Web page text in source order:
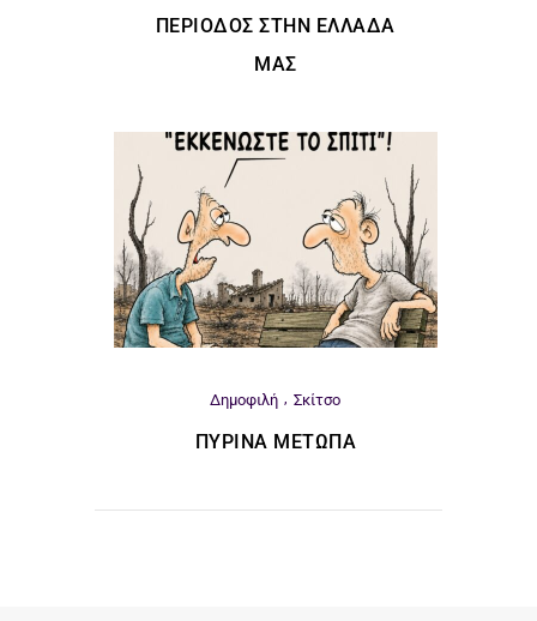
ΠΕΡΊΟΔΟΣ ΣΤΗΝ ΕΛΛΆΔΑ
ΜΑΣ
Δημοφιλή Σκίτσο
ΠΎΡΙΝΑ ΜΈΤΩΠΑ